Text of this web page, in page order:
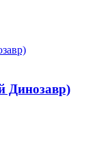
Динозавр)